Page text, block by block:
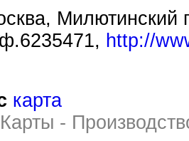
Милютинский
http://
карта
-